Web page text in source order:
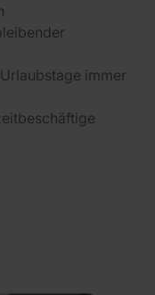
immer